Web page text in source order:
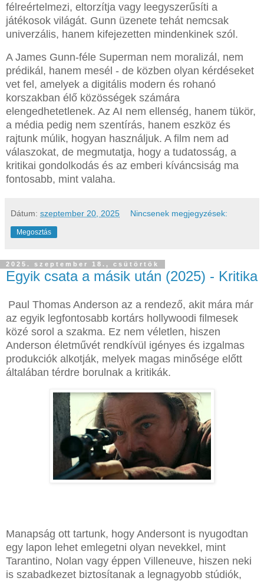
félreértelmezi, eltorzítja vagy leegyszerűsíti a
játékosok világát. Gunn üzenete tehát nemcsak
univerzális, hanem kifejezetten mindenkinek szól.
A James Gunn-féle Superman nem moralizál, nem
prédikál, hanem mesél - de közben olyan kérdéseket
vet fel, amelyek a digitális modern és rohanó
korszakban élő közösségek számára
elengedhetetlenek. Az AI nem ellenség, hanem tükör,
a média pedig nem szentírás, hanem eszköz és
rajtunk múlik, hogyan használjuk. A film nem ad
válaszokat, de megmutatja, hogy a tudatosság, a
kritikai gondolkodás és az emberi kíváncsiság ma
fontosabb, mint valaha.
Dátum: szeptember 20, 2025 Nincsenek megjegyzések:
Megosztás
2025. szeptember 18., csütörtök
Egyik csata a másik után (2025) - Kritika
Paul Thomas Anderson az a rendező, akit mára már
az egyik legfontosabb kortárs hollywoodi filmesek
közé sorol a szakma. Ez nem véletlen, hiszen
Anderson életművét rendkívül igényes és izgalmas
produkciók alkotják, melyek magas minősége előtt
általában térdre borulnak a kritikák.
Manapság ott tartunk, hogy Andersont is nyugodtan
egy lapon lehet emlegetni olyan nevekkel, mint
Tarantino, Nolan vagy éppen Villeneuve, hiszen neki
is szabadkezet biztosítanak a legnagyobb stúdiók,